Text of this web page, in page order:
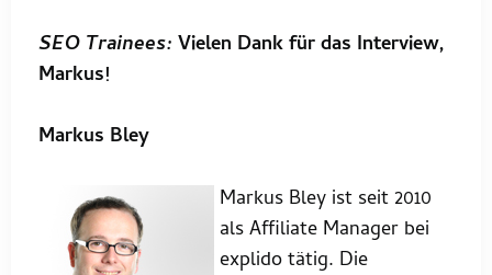
SEO Trainees: Vielen Dank für das Interview,
Markus!
Markus Bley
Markus Bley ist seit 2010
als Affiliate Manager bei
explido tätig. Die